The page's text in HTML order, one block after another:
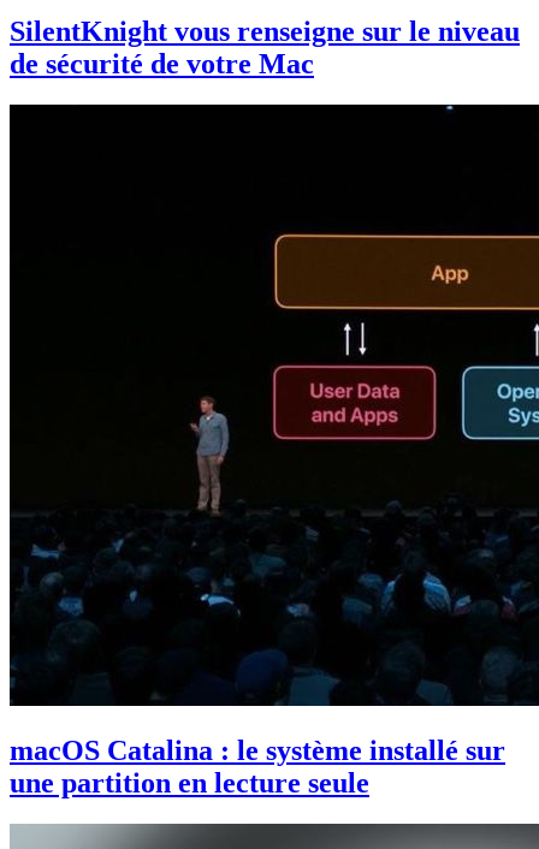
SilentKnight vous renseigne sur le niveau
de sécurité de votre Mac
macOS Catalina : le système installé sur
une partition en lecture seule